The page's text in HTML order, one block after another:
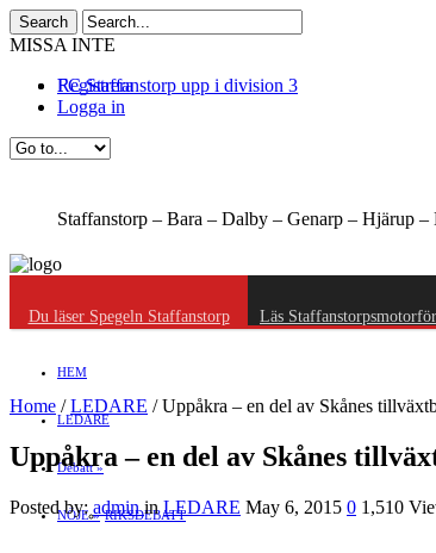
MISSA INTE
FC Staffanstorp upp i division 3
Registrera
Logga in
Staffanstorp – Bara – Dalby – Genarp – Hjärup –
Du läser Spegeln Staffanstorp Läs
HEM
LEDARE
Debatt »
RIKSDEBATT
NÖJE »
Home /LEDARE /Uppåkra – en del av Skånes
Uppåkra – en del av Skånes
Posted by: admininLEDARE May 6, 2015 0 1,510